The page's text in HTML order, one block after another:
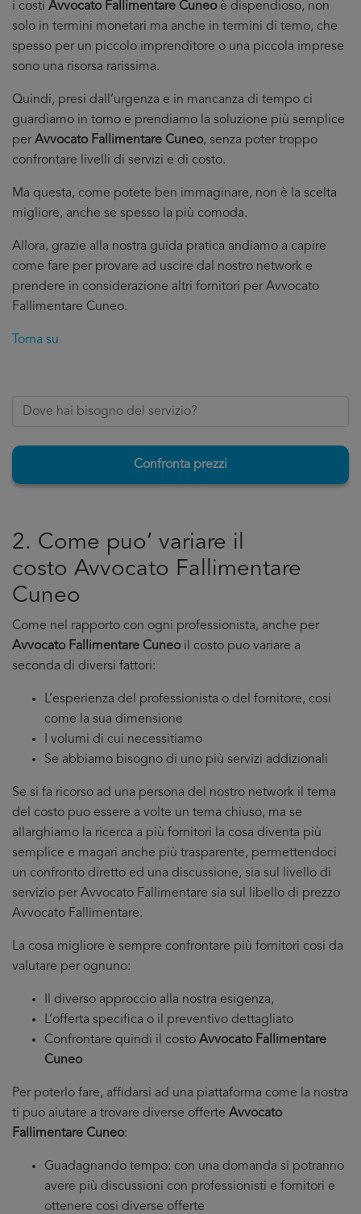
i costi Avvocato Fallimentare Cuneoè dispendioso, non
solo in termini monetari ma anche in termini di temo, che
spesso per un piccolo imprenditore o una piccola imprese
sono una risorsa rarissima.
Quindi, presi dall’urgenza e in mancanza di tempo ci
guardiamo in torno e prendiamo la soluzione più semplice
perAvvocato Fallimentare Cuneo, senza poter troppo
confrontare livelli di servizi e di costo.
Ma questa, come potete ben immaginare, non è la scelta
migliore, anche se spesso la più comoda.
Allora, grazie alla nostra guida pratica andiamo a capire
come fare per provare ad uscire dal nostro network e
prendere in considerazione altri fornitori per Avvocato
Fallimentare Cuneo.
Torna su
Confronta prezzi
2. Come puo’ variare il
costo Avvocato Fallimentare
Cuneo
Come nel rapporto con ogni professionista, anche per
Avvocato Fallimentare Cuneoil costo puo variare a
seconda di diversi fattori:
L’esperienza del professionista o del fornitore, cosi
come la sua dimensione
I volumi di cui necessitiamo
Se abbiamo bisogno di uno più servizi addizionali
Se si fa ricorso ad una persona del nostro network il tema
del costo puo essere a volte un tema chiuso, ma se
allarghiamo la ricerca a più fornitori la cosa diventa più
semplice e magari anche più trasparente, permettendoci
un confronto diretto ed una discussione, sia sul livello di
servizio per Avvocato Fallimentare sia sul libello di prezzo
Avvocato Fallimentare.
La cosa migliore è sempre confrontare più fornitori cosi da
valutare per ognuno:
Il diverso approccio alla nostra esigenza,
L’offerta specifica o il preventivo dettagliato
Confrontare quindi il costo Avvocato Fallimentare
Cuneo
Per poterlo fare, affidarsi ad una piattaforma come la nostra
ti puo aiutare a trovare diverse offerte Avvocato
Fallimentare Cuneo:
Guadagnando tempo: con una domanda si potranno
avere più discussioni con professionisti e fornitori e
ottenere cosi diverse offerte